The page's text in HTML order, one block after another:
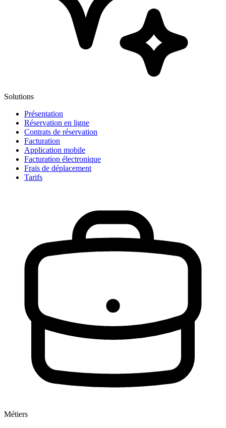
Solutions
Présentation
Réservation en ligne
Contrats de réservation
Facturation
Application mobile
Facturation électronique
Frais de déplacement
Tarifs
Métiers